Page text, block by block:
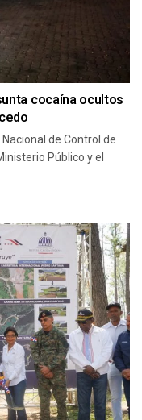
cocaína ocultos
de Control de
Público y el